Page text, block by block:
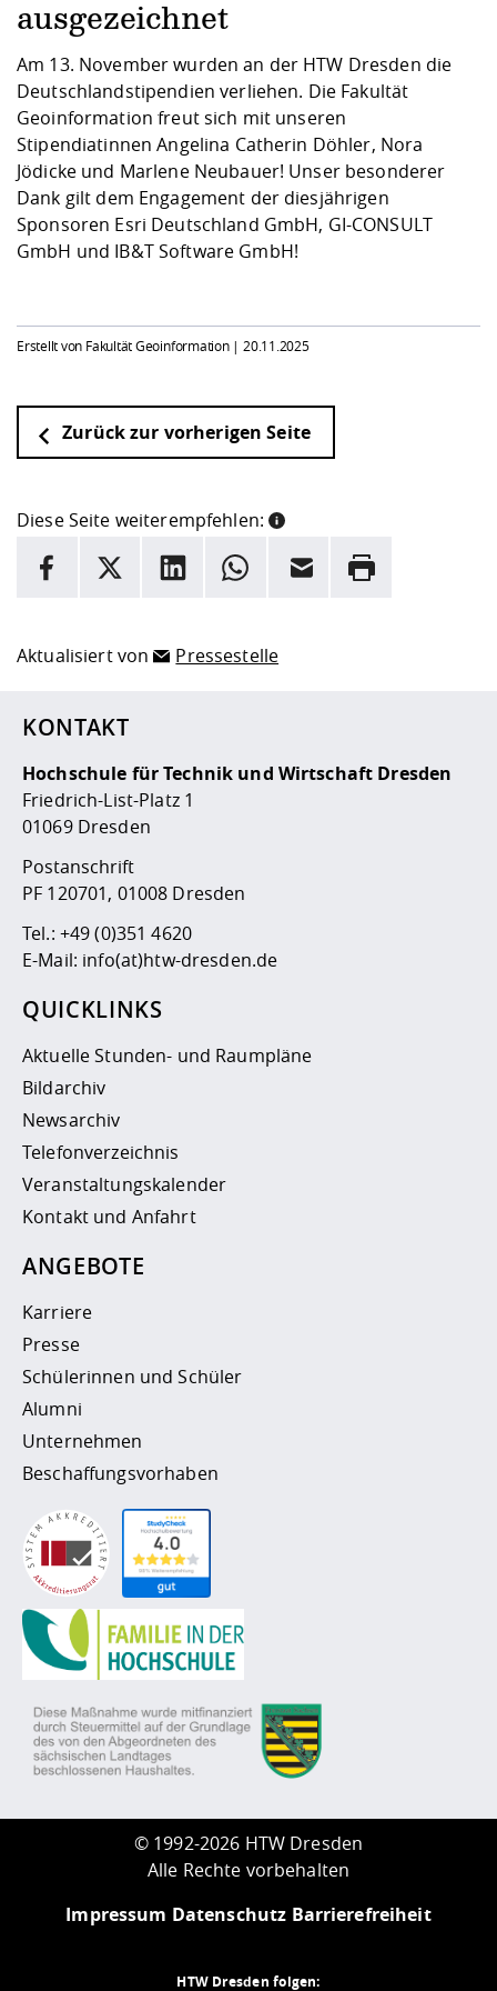
und Physik
Lebenslagen
Studentenwerk
Career Service
Lehren,
Weiterbilden im
Formulare und
Formulare und
Kooperationen
Klimaschutz &
Förderverein
Landbau/
Maschinenbau
Angebote für
Kontakt und Anfahrt
Qualitätssicherung
ausgezeichnet
Am 13. November wurden an der HTW Dresden die
Deutschlandstipendien verliehen. Die Fakultät
Geoinformation freut sich mit unseren
Stipendiatinnen Angelina Catherin Döhler, Nora
Jödicke und Marlene Neubauer! Unser besonderer
Dank gilt dem Engagement der diesjährigen
Sponsoren Esri Deutschland GmbH, GI-CONSULT
GmbH und IB&T Software GmbH!
Erstellt von Fakultät Geoinformation |20.11.2025
Zurück zur vorherigen Seite
Diese Seite weiterempfehlen:
INFORMATION
Hier stehen weitere Informationen und ein Link zur
Facebook
X LinkedInWhatsappE-Mail Drucken
Aktualisiert von Pressestelle
KONTAKT
Hochschule für Technik und Wirtschaft Dresden
Friedrich-List-Platz 1
01069 Dresden
Postanschrift
PF 120701, 01008 Dresden
Tel.: +49 (0)351 4620
E-Mail: info(at)htw-dresden.de
QUICKLINKS
Aktuelle Stunden- und Raumpläne
Bildarchiv
Newsarchiv
Telefonverzeichnis
Veranstaltungskalender
Kontakt und Anfahrt
ANGEBOTE
Karriere
Presse
Schülerinnen und Schüler
Alumni
Unternehmen
Beschaffungsvorhaben
© 1992-2026 HTW Dresden
Alle Rechte vorbehalten
Impressum Datenschutz Barrierefreiheit
HTW Dresden folgen: